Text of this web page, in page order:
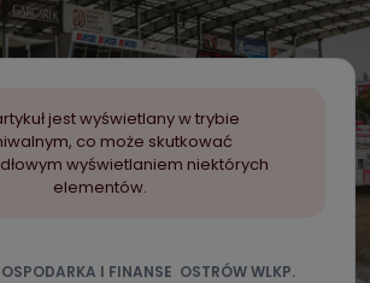
jest wyświetlany w trybie
co może skutkować
wyświetlaniem niektórych
elementów.
I FINANSE OSTRÓW WLKP.